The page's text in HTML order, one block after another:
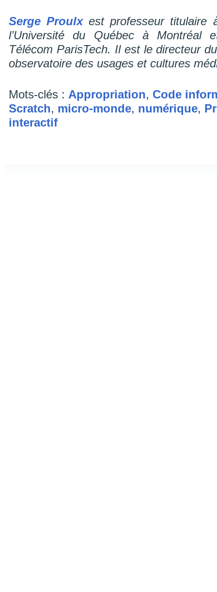
Serge Proulxest professeur titulaire
l’Université du Québec à Montréal
Télécom ParisTech. Il est le directeur
observatoire des usages et cultures
Mots-clés : Appropriation, Code
Scratch, micro-monde, numérique,
interactif